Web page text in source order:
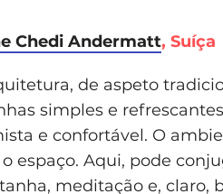
Chedi Andermatt, Suíça
de aspeto
simples e
e confortável. O
espaço. Aqui, pode
meditação e, claro,